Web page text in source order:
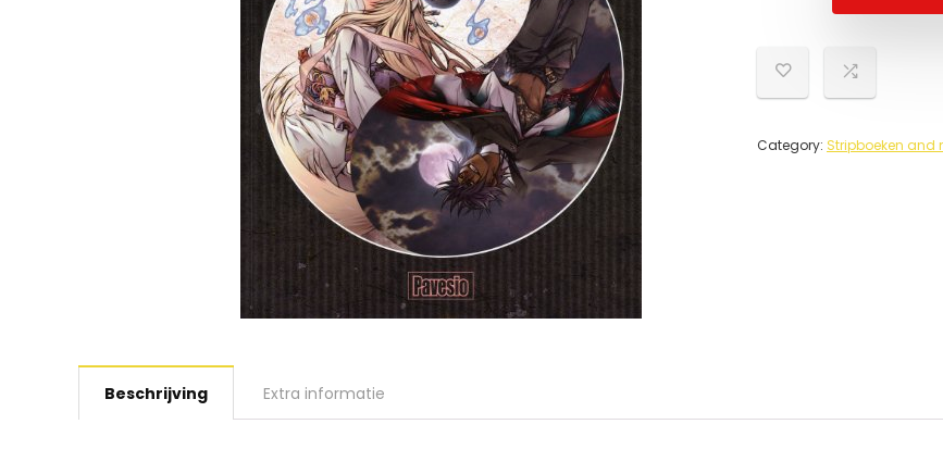
Category: Stripboeken and
Beschrijving Extra informatie